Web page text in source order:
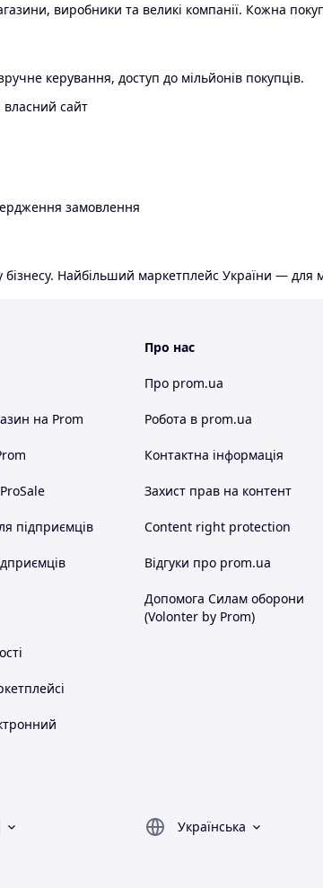
виробники та великі компанії. Кожна
керування, доступ до мільйонів покупців.
сайт
замовлення
Найбільший маркетплейс України — для
на Prom
підприємців
Про нас
Про prom.ua
Робота в prom.ua
Контактна інформація
Захист прав на контент
Content right protection
Відгуки про prom.ua
Допомога Силам оборони
(Volonter by Prom)
Українська